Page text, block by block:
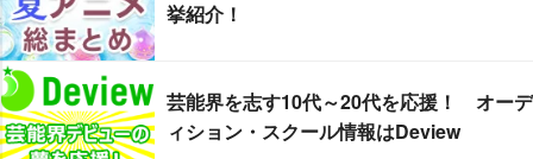
挙紹介！
芸能界を志す10代～20代を応援！ オーデ
ィション・スクール情報はDeview